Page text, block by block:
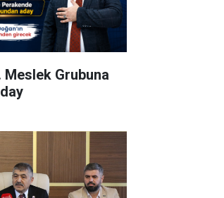
Meslek Grubuna